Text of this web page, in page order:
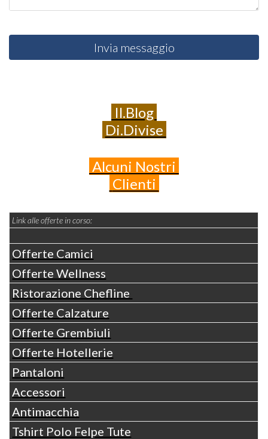
Invia messaggio
Il.Blog
Di.Divise
Alcuni Nostri
Clienti
Link alle offerte in corso:
Offerte Camici
Offerte Wellness
Ristorazione Chefline
Offerte Calzature
Offerte Grembiuli
Offerte Hotellerie
Pantaloni
Accessori
Antimacchia
Tshirt Polo Felpe Tute